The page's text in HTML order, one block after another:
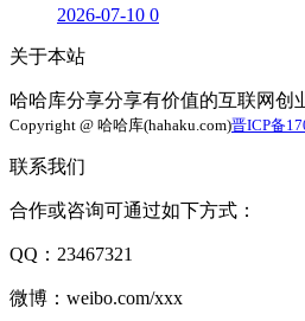
2026-07-10 0
关于本站
哈哈库分享分享有价值的互联网创
Copyright @ 哈哈库(hahaku.com)晋ICP备
联系我们
合作或咨询可通过如下方式：
QQ：23467321
微博：weibo.com/xxx